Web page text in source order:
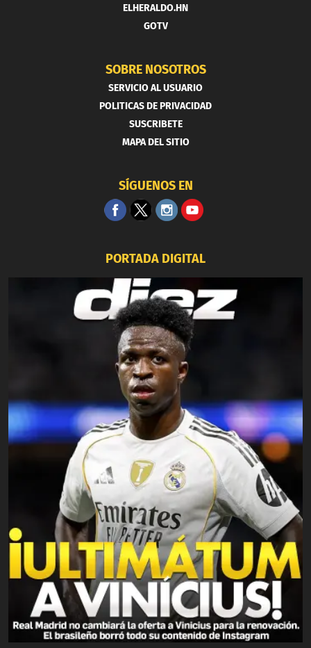
ELHERALDO.HN
GOTV
SOBRE NOSOTROS
SERVICIO AL USUARIO
POLITICAS DE PRIVACIDAD
SUSCRIBETE
MAPA DEL SITIO
SÍGUENOS EN
PORTADA DIGITAL